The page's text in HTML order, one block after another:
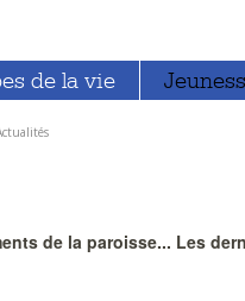
de la vie
de la paroisse... Les